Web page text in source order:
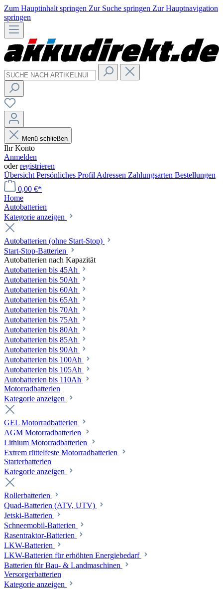
Zum Hauptinhalt springen Zur Suche springen Zur Hauptnavigation
springen
Menü schließen
Ihr Konto
Anmelden
oderregistrieren
Übersicht Persönliches Profil Adressen Zahlungsarten Bestellungen
0,00 €*
Home
Autobatterien
Kategorie anzeigen
Autobatterien (ohne Start-Stop)
Start-Stop-Batterien
Autobatterien nach Kapazität
Autobatterien bis 45Ah
Autobatterien bis 50Ah
Autobatterien bis 60Ah
Autobatterien bis 65Ah
Autobatterien bis 70Ah
Autobatterien bis 75Ah
Autobatterien bis 80Ah
Autobatterien bis 85Ah
Autobatterien bis 90Ah
Autobatterien bis 100Ah
Autobatterien bis 105Ah
Autobatterien bis 110Ah
Motorradbatterien
Kategorie anzeigen
GEL Motorradbatterien
AGM Motorradbatterien
Lithium Motorradbatterien
Extrem rüttelfeste Motorradbatterien
Starterbatterien
Kategorie anzeigen
Rollerbatterien
Quad-Batterien (ATV, UTV)
Jetski-Batterien
Schneemobil-Batterien
Rasentraktor-Batterien
LKW-Batterien
LKW-Batterien für erhöhten Energiebedarf
Batterien für Bau- & Landmaschinen
Versorgerbatterien
Kategorie anzeigen